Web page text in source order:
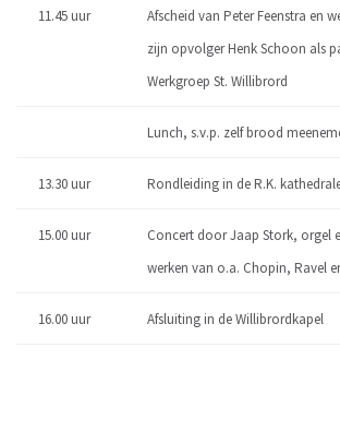
11.45 uur
Afscheid van Peter Feenstra en
zijn opvolger Henk Schoon als
Werkgroep St. Willibrord
Lunch, s.v.p. zelf brood
13.30 uur Rondleiding in de R.K.
15.00 uur
Concert door Jaap Stork, orgel
werken van o.a. Chopin, Ravel
16.00 uur Afsluiting in de Willibrordkapel